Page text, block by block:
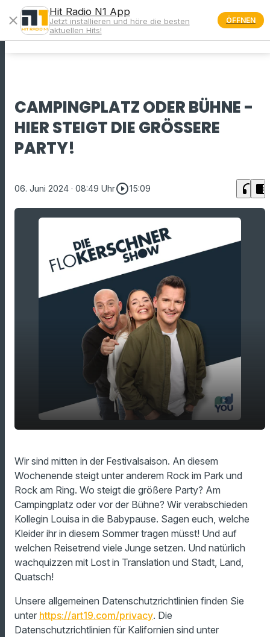
menu
CAMPINGPLATZ ODER BÜHNE -
HIER STEIGT DIE GRÖSSERE P
ARTY!
06. Juni 2024 · 08:49 Uhrplay_circle_outline15:09 headphones chrome_reader_mode
play_arrow größere Party!
00:00 15:09
Wir sind mitten in der Festivalsaison. An diesem
Wochenende steigt unter anderem Rock im Park und
Rock am Ring. Wo steigt die größere Party? Am
Campingplatz oder vor der Bühne? Wir verabschieden
Kollegin Louisa in die Babypause. Sagen euch, welche
Kleider ihr in diesem Sommer tragen müsst! Und auf
welchen Reisetrend viele Junge setzen. Und natürlich
wachquizzen mit Lost in Translation und Stadt, Land,
Quatsch!
Unsere allgemeinen Datenschutzrichtlinien finden Sie
unter https://art19.com/privacy. Die
Datenschutzrichtlinien für Kalifornien sind unter
close
Hit Radio N1 App
Jetzt installieren und höre die besten
aktuellen Hits!
ÖFFNEN